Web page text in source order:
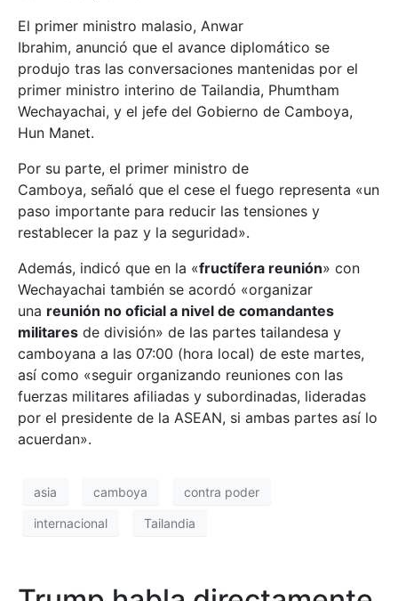
El primer ministro malasio, Anwar
Ibrahim, anunció que el avance diplomático se
produjo tras las conversaciones mantenidas por el
primer ministro interino de Tailandia, Phumtham
Wechayachai, y el jefe del Gobierno de Camboya,
Hun Manet.
Por su parte, el primer ministro de
Camboya, señaló que el cese el fuego representa «un
paso importante para reducir las tensiones y
restablecer la paz y la seguridad».
Además, indicó que en la «fructífera reunión» con
Wechayachai también se acordó «organizar
una reunión no oficial a nivel de comandantes
militares de división» de las partes tailandesa y
camboyana a las 07:00 (hora local) de este martes,
así como «seguir organizando reuniones con las
fuerzas militares afiliadas y subordinadas, lideradas
por el presidente de la ASEAN, si ambas partes así lo
acuerdan».
asia camboya contra poder
internacional Tailandia